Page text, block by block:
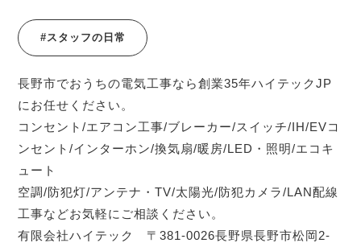
#スタッフの日常
長野市でおうちの電気工事なら創業35年ハイテックJP
にお任せください。
コンセント/エアコン工事/ブレーカー/スイッチ/IH/EVコ
ンセント/インターホン/換気扇/暖房/LED・照明/エコキ
ュート
空調/防犯灯/アンテナ・TV/太陽光/防犯カメラ/LAN配線
工事などお気軽にご相談ください。
有限会社ハイテック 〒381-0026長野県長野市松岡2-